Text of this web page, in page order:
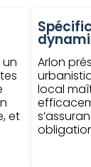
et
Arlon
local